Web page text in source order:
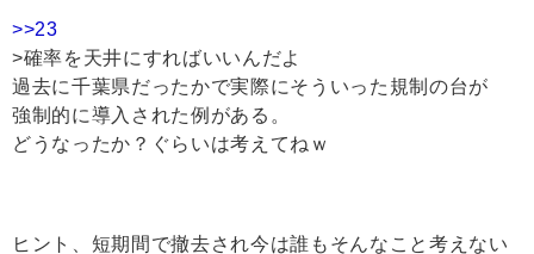
>>23
>確率を天井にすればいいんだよ
過去に千葉県だったかで実際にそういった規制の台が
強制的に導入された例がある。
どうなったか？ぐらいは考えてねｗ
ヒント、短期間で撤去され今は誰もそんなこと考えない